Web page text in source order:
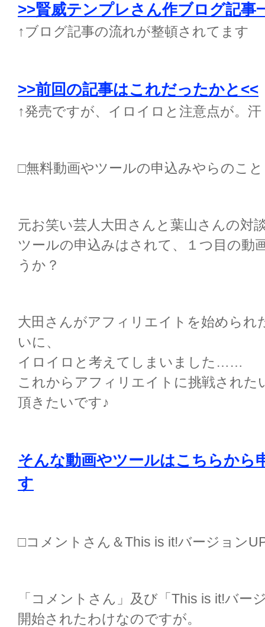
>>賢威テンプレさん作ブログ記事
↑ブログ記事の流れが整頓されてます
>>前回の記事はこれだったかと<<
↑発売ですが、イロイロと注意点が。汗
□無料動画やツールの申込みやらのこと
元お笑い芸人大田さんと葉山さんの対
ツールの申込みはされて、１つ目の動
うか？
大田さんがアフィリエイトを始められ
いに、
イロイロと考えてしまいました……
これからアフィリエイトに挑戦された
頂きたいです♪
そんな動画やツールはこちらから
す
□コメントさん＆This is it!バージョン
「コメントさん」及び「This is it!バー
開始されたわけなのですが。